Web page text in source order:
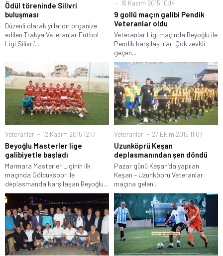
Ödül töreninde Silivri
buluşması
Düzenli olarak yıllardır organize
edilen Trakya Veteranlar Futbol
Ligi Silivri’...
16 Kasım 2015 10:14
9 gollü maçın galibi Pendik
Veteranlar oldu
Veteranlar Ligi maçında Beyoğlu ile
Pendik karşılaştılar. Çok zevkli
geçen...
Veteranlar 12 Kasım 2015 12:17
Beyoğlu Masterler lige
galibiyetle başladı
Marmara Masterler Liginin ilk
maçında Gölcükspor ile
deplasmanda karşılaşan Beyoğlu...
Veteranlar 27 Ekim 2015 11:07
Uzunköprü Keşan
deplasmanından şen döndü
Pazar günü Keşan’da yapılan
Keşan – Uzunköprü Veteranlar
maçına gelen...